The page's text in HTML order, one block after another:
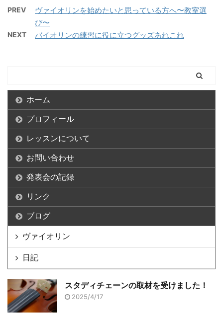
PREV
ヴァイオリンを始めたいと思っている方へ〜教室選
び〜
NEXT バイオリンの練習に役に立つグッズあれこれ
ホーム
プロフィール
レッスンについて
お問い合わせ
発表会の記録
リンク
ブログ
ヴァイオリン
日記
スタディチェーンの取材を受けました！
2025/4/17